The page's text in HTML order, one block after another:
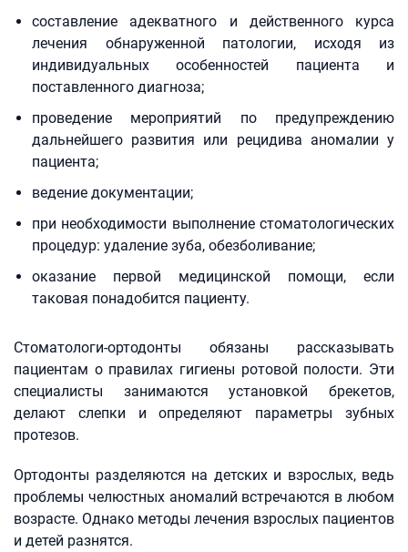
составление адекватного и действенного курса
лечения обнаруженной патологии, исходя из
индивидуальных особенностей пациента и
поставленного диагноза;
проведение мероприятий по предупреждению
дальнейшего развития или рецидива аномалии у
пациента;
ведение документации;
при необходимости выполнение стоматологических
процедур: удаление зуба, обезболивание;
оказание первой медицинской помощи, если
таковая понадобится пациенту.
Стоматологи-ортодонты обязаны рассказывать
пациентам о правилах гигиены ротовой полости. Эти
специалисты занимаются установкой брекетов,
делают слепки и определяют параметры зубных
протезов.
Ортодонты разделяются на детских и взрослых, ведь
проблемы челюстных аномалий встречаются в любом
возрасте. Однако методы лечения взрослых пациентов
и детей разнятся.